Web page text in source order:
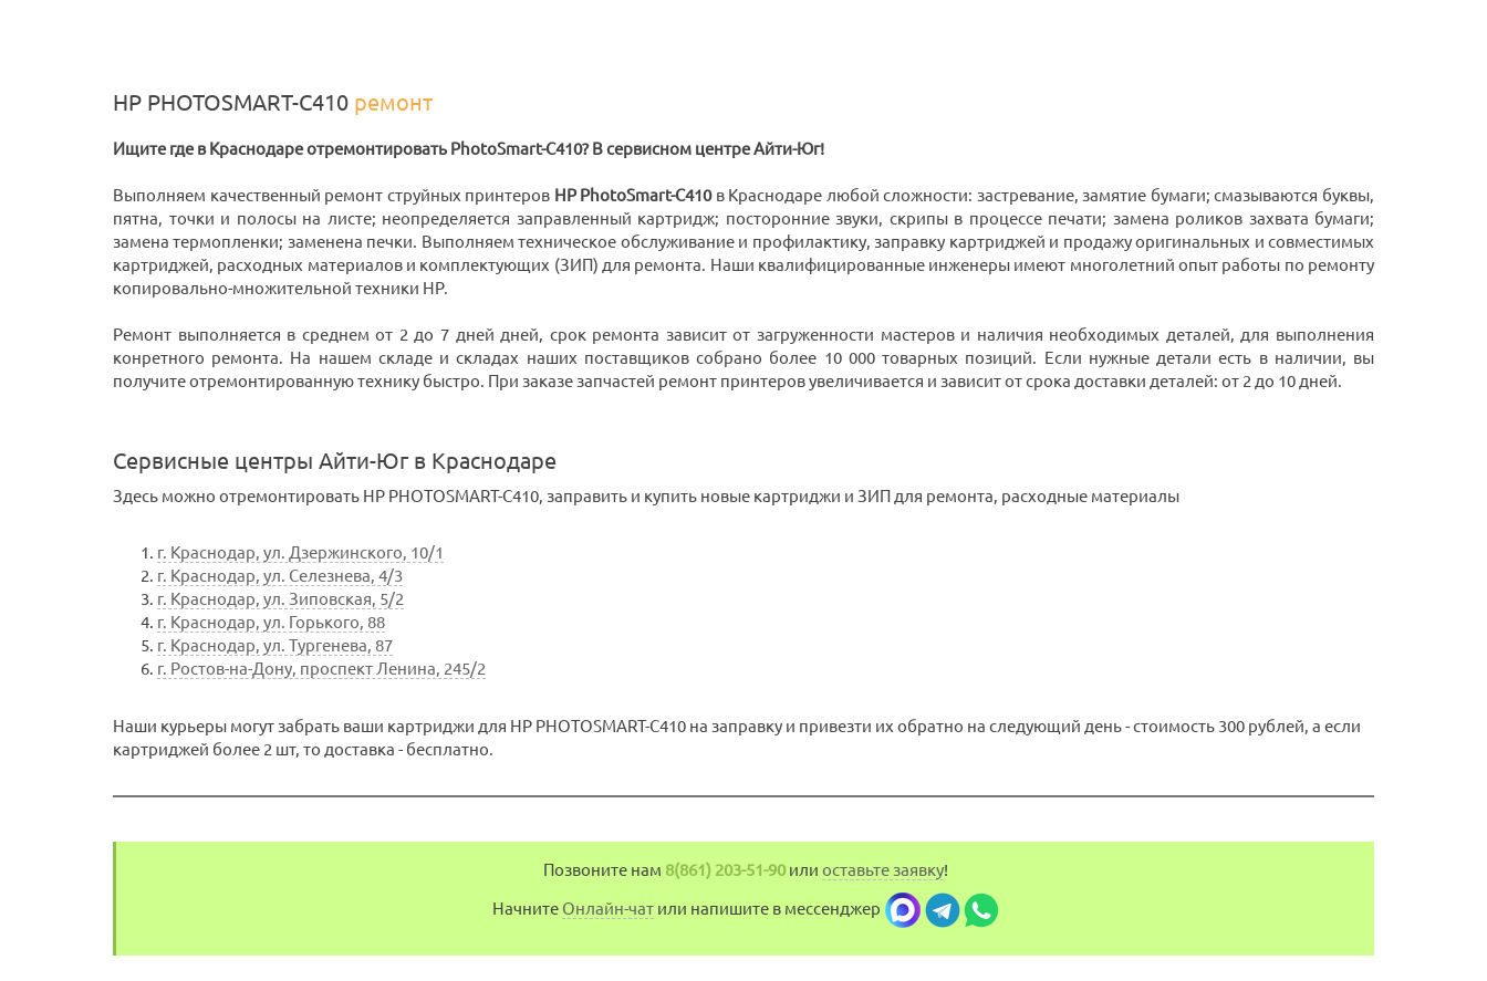
HP PHOTOSMART-C410 ремонт
Ищите где в Краснодаре отремонтировать PhotoSmart-C410? В сервисном центре Айти-Юг!
Выполняем качественный ремонт струйных принтеров HP PhotoSmart-C410в Краснодаре любой сложности: застревание, замятие бумаги; смазываются буквы,
пятна, точки и полосы на листе; неопределяется заправленный картридж; посторонние звуки, скрипы в процессе печати; замена роликов захвата бумаги;
замена термопленки; заменена печки. Выполняем техническое обслуживание и профилактику, заправку картриджей и продажу оригинальных и совместимых
картриджей, расходных материалов и комплектующих (ЗИП) для ремонта. Наши квалифицированные инженеры имеют многолетний опыт работы по ремонту
копировально-множительной техники HP.
Ремонт выполняется в среднем от 2 до 7 дней дней, срок ремонта зависит от загруженности мастеров и наличия необходимых деталей, для выполнения
конретного ремонта. На нашем складе и складах наших поставщиков собрано более 10 000 товарных позиций. Если нужные детали есть в наличии, вы
получите отремонтированную технику быстро. При заказе запчастей ремонт принтеров увеличивается и зависит от срока доставки деталей: от 2 до 10 дней.
Сервисные центры Айти-Юг в Краснодаре
Здесь можно отремонтировать HP PHOTOSMART-C410, заправить и купить новые картриджи и ЗИП для ремонта, расходные материалы
г. Краснодар, ул. Дзержинского, 10/1
г. Краснодар, ул. Селезнева, 4/3
г. Краснодар, ул. Зиповская, 5/2
г. Краснодар, ул. Горького, 88
г. Краснодар, ул. Тургенева, 87
г. Ростов-на-Дону, проспект Ленина, 245/2
Наши курьеры могут забрать ваши картриджи для HP PHOTOSMART-C410 на заправку и привезти их обратно на следующий день - стоимость 300 рублей, а если
картриджей более 2 шт, то доставка - бесплатно.
Позвоните нам 8(861) 203-51-90или оставьте заявку!
Начните Онлайн-чатили напишите в мессенджер